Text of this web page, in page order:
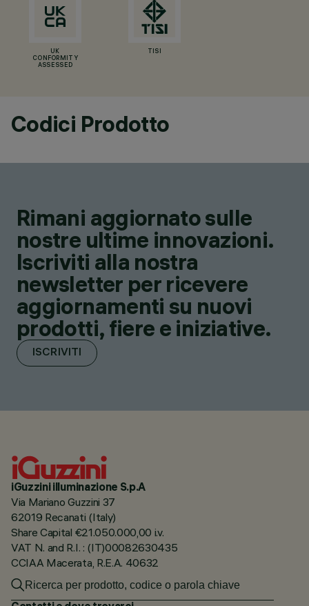
UK
CONFORMITY
ASSESSED
TISI
Codici Prodotto
Rimani aggiornato sulle
nostre ultime innovazioni.
Iscriviti alla nostra
newsletter per ricevere
aggiornamenti su nuovi
prodotti, fiere e iniziative.
ISCRIVITI
iGuzzini illuminazione S.p.A
Via Mariano Guzzini 37
62019 Recanati (Italy)
Share Capital €21.050.000,00 i.v.
VAT N. and R.I. : (IT)00082630435
CCIAA Macerata, R.E.A. 40632